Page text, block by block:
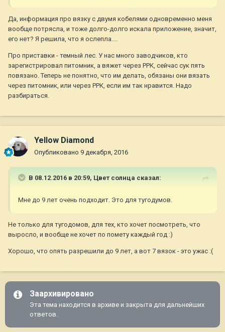
одновременно и предлагают ознакомиться с приложением,
которого нет...
Да, информация про вязку с двумя кобелями одновременно меня
вообще потрясла, и тоже долго-долго искала приложение, значит,
его нет? Я решила, что я ослепла....
Про приставки - темный лес. У нас много заводчиков, кто
зарегистрировал питомник, а вяжет через РРК, сейчас сук пять
повязано. Теперь не понятно, что им делать, обязаны они вязать
через питомник, или через РРК, если им так нравится. Надо
разбираться.
Yellow Diamond
Опубликовано 9 декабря, 2016
В 08.12.2016 в 20:59, Цвет солнца сказал:
Мне до 9 лет очень подходит. Это для тугодумов.
Не только для тугодомов, для тех, кто хочет посмотреть, что
выросло, и вообще не хочет по помету каждый год :)
Хорошо, что опять разрешили до 9 лет, а вот 7 вязок - это ужас :(
Заархивировано
Эта тема находится в архиве и закрыта для дальнейших
ответов.